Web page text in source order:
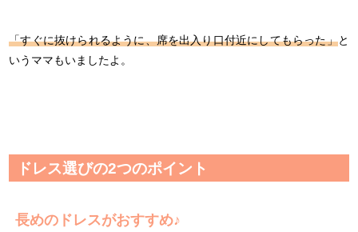
「すぐに抜けられるように、席を出入り口付近にしてもらった」と
いうママもいましたよ。
ドレス選びの2つのポイント
長めのドレスがおすすめ♪